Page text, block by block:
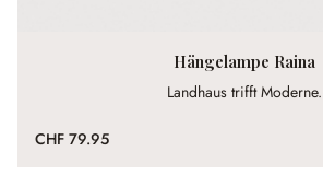
Hängelampe Raina
Landhaus trifft Moderne.
CHF 79.95